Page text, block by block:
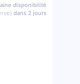
disponibilité
dans 2 jours